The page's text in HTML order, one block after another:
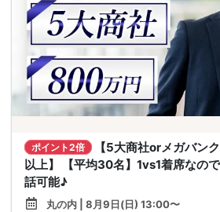
ポイント2倍
【5大商社orメガバン
以上】 【平均30名】1vs1着席なの
話可能♪
丸の内 | 8月9日(日) 13:00〜